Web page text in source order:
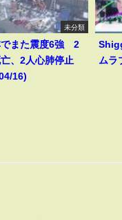
未分類
でまた震度6強 2
亡、2人心肺停止
16)
ムラ